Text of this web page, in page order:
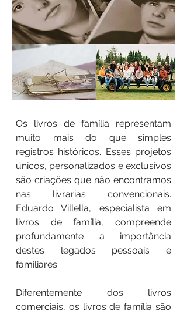
Os livros de família representam
muito mais do que simples
registros históricos. Esses projetos
únicos, personalizados e exclusivos
são criações que não encontramos
nas livrarias convencionais.
Eduardo Villella, especialista em
livros de família, compreende
profundamente a importância
destes legados pessoais e
familiares.
Diferentemente dos livros
comerciais, os livros de família são